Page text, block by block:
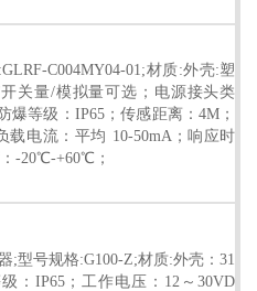
C004MY04-01;材质:外壳:塑
关量/模拟量可选；电源接头类
爆等级：IP65；传感距离：4M；
载电流：平均 10-50mA；响应时
-20℃-+60℃；
;型号规格:G100-Z;材质:外壳：31
：IP65；工作电压：12～30VD